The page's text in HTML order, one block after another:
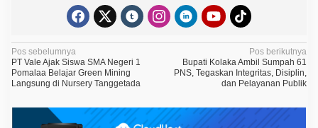
N
a
v
i
Pos sebelumnya
PT Vale Ajak Siswa SMA Negeri 1
Pomalaa Belajar Green Mining
Langsung di Nursery Tanggetada
Pos berikutnya
Bupati Kolaka Ambil Sumpah 61
PNS, Tegaskan Integritas, Disiplin,
dan Pelayanan Publik